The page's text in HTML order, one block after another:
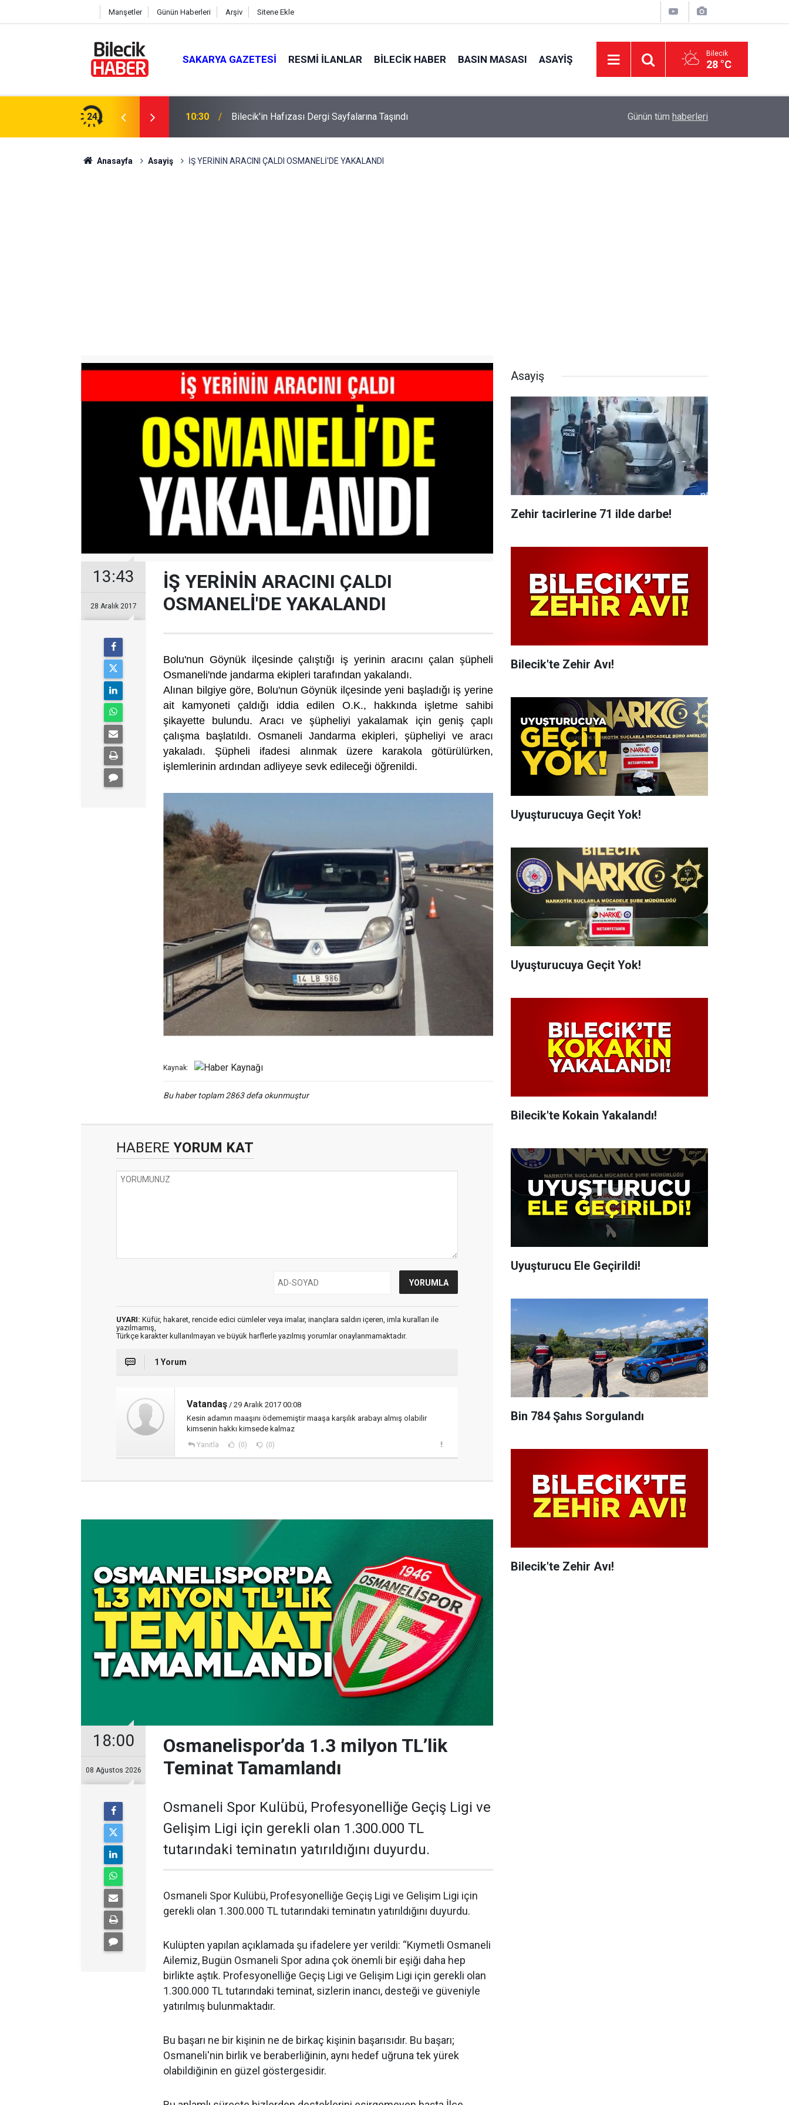
Manşetler Günün Haberleri Arşiv Sitene Ekle
SAKARYA GAZETESI RESMI İLANLAR BILECIK HABER BASIN MASASI ASAYIŞ Bilecik
28 °C
24 10:30 Bilecik'in Hafızası Dergi Sayfalarına Taşındı Bilecik’te Sosyal Destek Seferberliği
Günün tüm haberleri
Anasayfa Asayiş İŞ YERİNİN ARACINI ÇALDI OSMANELİ'DE YAKALANDI
13:43
28 Aralık 2017
İŞ YERİNİN ARACINI ÇALDI
OSMANELİ'DE YAKALANDI
Bolu'nun Göynük ilçesinde çalıştığı iş yerinin aracını çalan şüpheli
Osmaneli'nde jandarma ekipleri tarafından yakalandı.
Alınan bilgiye göre, Bolu'nun Göynük ilçesinde yeni başladığı iş yerine
ait kamyoneti çaldığı iddia edilen O.K., hakkında işletme sahibi
şikayette bulundu. Aracı ve şüpheliyi yakalamak için geniş çaplı
çalışma başlatıldı. Osmaneli Jandarma ekipleri, şüpheliyi ve aracı
yakaladı. Şüpheli ifadesi alınmak üzere karakola götürülürken,
işlemlerinin ardından adliyeye sevk edileceği öğrenildi.
Kaynak:
Bu haber toplam 2863 defa okunmuştur
HABERE YORUM KAT
UYARI: Küfür, hakaret, rencide edici cümleler veya imalar, inançlara saldırı içeren, imla kuralları ile
yazılmamış,
Türkçe karakter kullanılmayan ve büyük harflerle yazılmış yorumlar onaylanmamaktadır.
1 Yorum
Vatandaş / 29 Aralık 2017 00:08
Kesin adamın maaşını ödememiştir maaşa karşılık arabayı almış olabilir
kimsenin hakkı kimsede kalmaz
Yanıtla (0) (0)
18:00
08 Ağustos 2026
Osmanelispor’da 1.3 milyon TL’lik
Teminat Tamamlandı
Osmaneli Spor Kulübü, Profesyonelliğe Geçiş Ligi ve
Gelişim Ligi için gerekli olan 1.300.000 TL
tutarındaki teminatın yatırıldığını duyurdu.
Osmaneli Spor Kulübü, Profesyonelliğe Geçiş Ligi ve Gelişim Ligi için
gerekli olan 1.300.000 TL tutarındaki teminatın yatırıldığını duyurdu.
Kulüpten yapılan açıklamada şu ifadelere yer verildi: “Kıymetli Osmaneli
Ailemiz, Bugün Osmaneli Spor adına çok önemli bir eşiği daha hep
birlikte aştık. Profesyonelliğe Geçiş Ligi ve Gelişim Ligi için gerekli olan
1.300.000 TL tutarındaki teminat, sizlerin inancı, desteği ve güveniyle
yatırılmış bulunmaktadır.
Bu başarı ne bir kişinin ne de birkaç kişinin başarısıdır. Bu başarı;
Osmaneli'nin birlik ve beraberliğinin, aynı hedef uğruna tek yürek
olabildiğinin en güzel göstergesidir.
Asayiş
Zehir tacirlerine 71 ilde darbe!
Bilecik'te Zehir Avı!
Uyuşturucuya Geçit Yok!
Uyuşturucuya Geçit Yok!
Bilecik'te Kokain Yakalandı!
Uyuşturucu Ele Geçirildi!
Bin 784 Şahıs Sorgulandı
Bilecik'te Zehir Avı!